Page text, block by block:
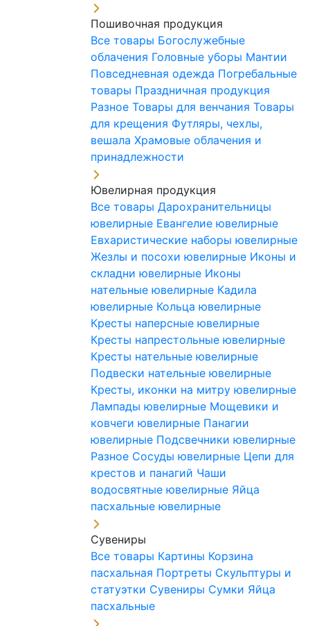
Пошивочная продукция
Все товары Богослужебные
облачения Головные уборы Мантии
Повседневная одежда Погребальные
товары Праздничная продукция
Разное Товары для венчания Товары
для крещения Футляры, чехлы,
вешала Храмовые облачения и
принадлежности
Ювелирная продукция
Все товары Дарохранительницы
ювелирные Евангелие ювелирные
Евхаристические наборы ювелирные
Жезлы и посохи ювелирные Иконы и
складни ювелирные Иконы
нательные ювелирные Кадила
ювелирные Кольца ювелирные
Кресты наперсные ювелирные
Кресты напрестольные ювелирные
Кресты нательные ювелирные
Подвески нательные ювелирные
Кресты, иконки на митру ювелирные
Лампады ювелирные Мощевики и
ковчеги ювелирные Панагии
ювелирные Подсвечники ювелирные
Разное Сосуды ювелирные Цепи для
крестов и панагий Чаши
водосвятные ювелирные Яйца
пасхальные ювелирные
Сувениры
Все товары Картины Корзина
пасхальная Портреты Скульптуры и
статуэтки Сувениры Сумки Яйца
пасхальные